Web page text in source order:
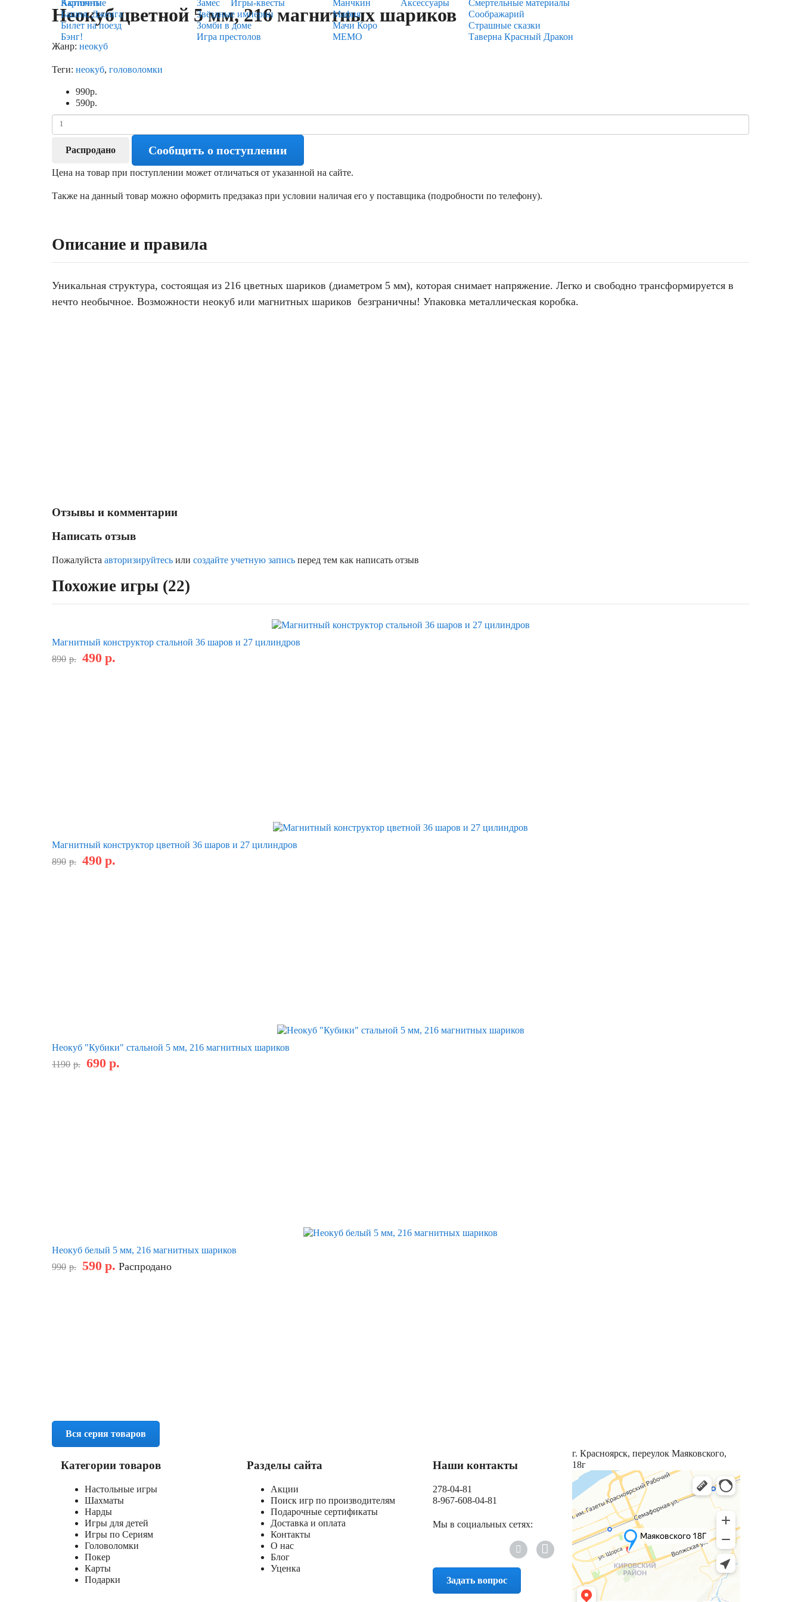
Карточные
Игры-квесты
Аксессуары
Активити
Башня, Дженга
Билет на поезд
Бэнг!
Замес
Звёздные империи
Зомби в доме
Игра престолов
Манчкин
Мафия
Мачи Коро
МЕМО
Смертельные материалы
Соображарий
Страшные сказки
Таверна Красный Дракон
Неокуб цветной 5 мм, 216 магнитных шариков
Жанр: неокуб
Теги: неокуб, головоломки
990р.
590р.
Распродано Сообщить о поступлении
Цена на товар при поступлении может отличаться от указанной на сайте.
Также на данный товар можно оформить предзаказ при условии наличая его у поставщика (подробности по телефону).
Описание и правила
Уникальная структура, состоящая из 216 цветных шариков (диаметром 5 мм), которая снимает напряжение. Легко и свободно трансформируется в
нечто необычное. Возможности неокуб или магнитных шариков безграничны! Упаковка металлическая коробка.
Отзывы и комментарии
Написать отзыв
Пожалуйста авторизируйтесь или создайте учетную запись перед тем как написать отзыв
Похожие игры (22)
Магнитный конструктор стальной 36 шаров и 27 цилиндров
890 р. 490 р.
Магнитный конструктор цветной 36 шаров и 27 цилиндров
890 р. 490 р.
Неокуб "Кубики" стальной 5 мм, 216 магнитных шариков
1190 р. 690 р.
Неокуб белый 5 мм, 216 магнитных шариков
990 р. 590 р. Распродано
Вся серия товаров
Категории товаров
Настольные игры
Шахматы
Нарды
Игры для детей
Игры по Сериям
Головоломки
Покер
Карты
Подарки
Разделы сайта
Акции
Поиск игр по производителям
Подарочные сертификаты
Доставка и оплата
Контакты
О нас
Блог
Уценка
Наши контакты
278-04-81
8-967-608-04-81
Мы в социальных сетях:
Задать вопрос
г. Красноярск, переулок Маяковского,
18г